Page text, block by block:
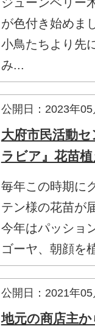
が色付き始めま
小鳥たちより先
み...
公開日：2023年05
大府市民活動セ
ラビア』花苗植
毎年この時期に
テン様の花苗が
今年はパッショ
ゴーヤ、朝顔を
公開日：2021年05
地元の商店主